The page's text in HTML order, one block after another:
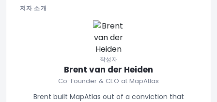
저자 소개
작성자
Brent van der Heiden
Co-Founder & CEO at MapAtlas
Brent built MapAtlas out of a conviction that